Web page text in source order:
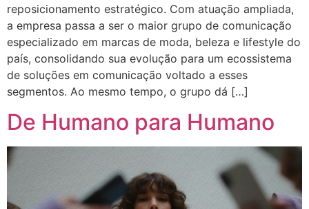
reposicionamento estratégico. Com atuação ampliada,
a empresa passa a ser o maior grupo de comunicação
especializado em marcas de moda, beleza e lifestyle do
país, consolidando sua evolução para um ecossistema
de soluções em comunicação voltado a esses
segmentos. Ao mesmo tempo, o grupo dá […]
De Humano para Humano